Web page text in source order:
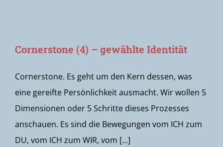
Cornerstone (4) – gewählte Identität
Cornerstone. Es geht um den Kern dessen, was
eine gereifte Persönlichkeit ausmacht. Wir wollen 5
Dimensionen oder 5 Schritte dieses Prozesses
anschauen. Es sind die Bewegungen vom ICH zum
DU, vom ICH zum WIR, vom [...]